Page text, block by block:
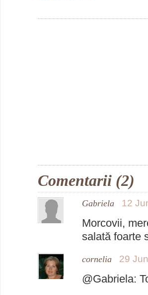
Comentarii (2)
Gabriela 12
Morcovii,
salată foarte
cornelia 29
@Gabriela: